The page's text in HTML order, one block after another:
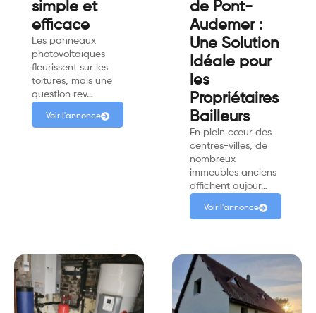
simple et
efficace
Les panneaux
photovoltaïques
fleurissent sur les
toitures, mais une
question rev…
Voir l'annonce
de Pont-
Audemer :
Une Solution
Idéale pour
les
Propriétaires
Bailleurs
En plein cœur des
centres-villes, de
nombreux
immeubles anciens
affichent aujour…
Voir l'annonce